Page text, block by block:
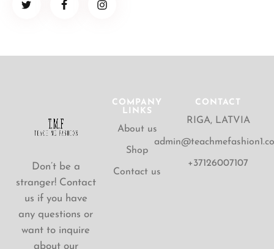
Don’t be a
stranger! Contact
us if you have
any questions or
want to inquire
about our
COMPANY
LINKS
About us
Shop
Contact us
CONTACT
RIGA, LATVIA
+37126007107